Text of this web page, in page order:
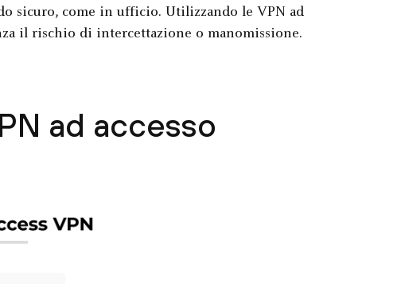
sicuro, come in ufficio. Utilizzando le VPN ad
il rischio di intercettazione o manomissione.
ad accesso